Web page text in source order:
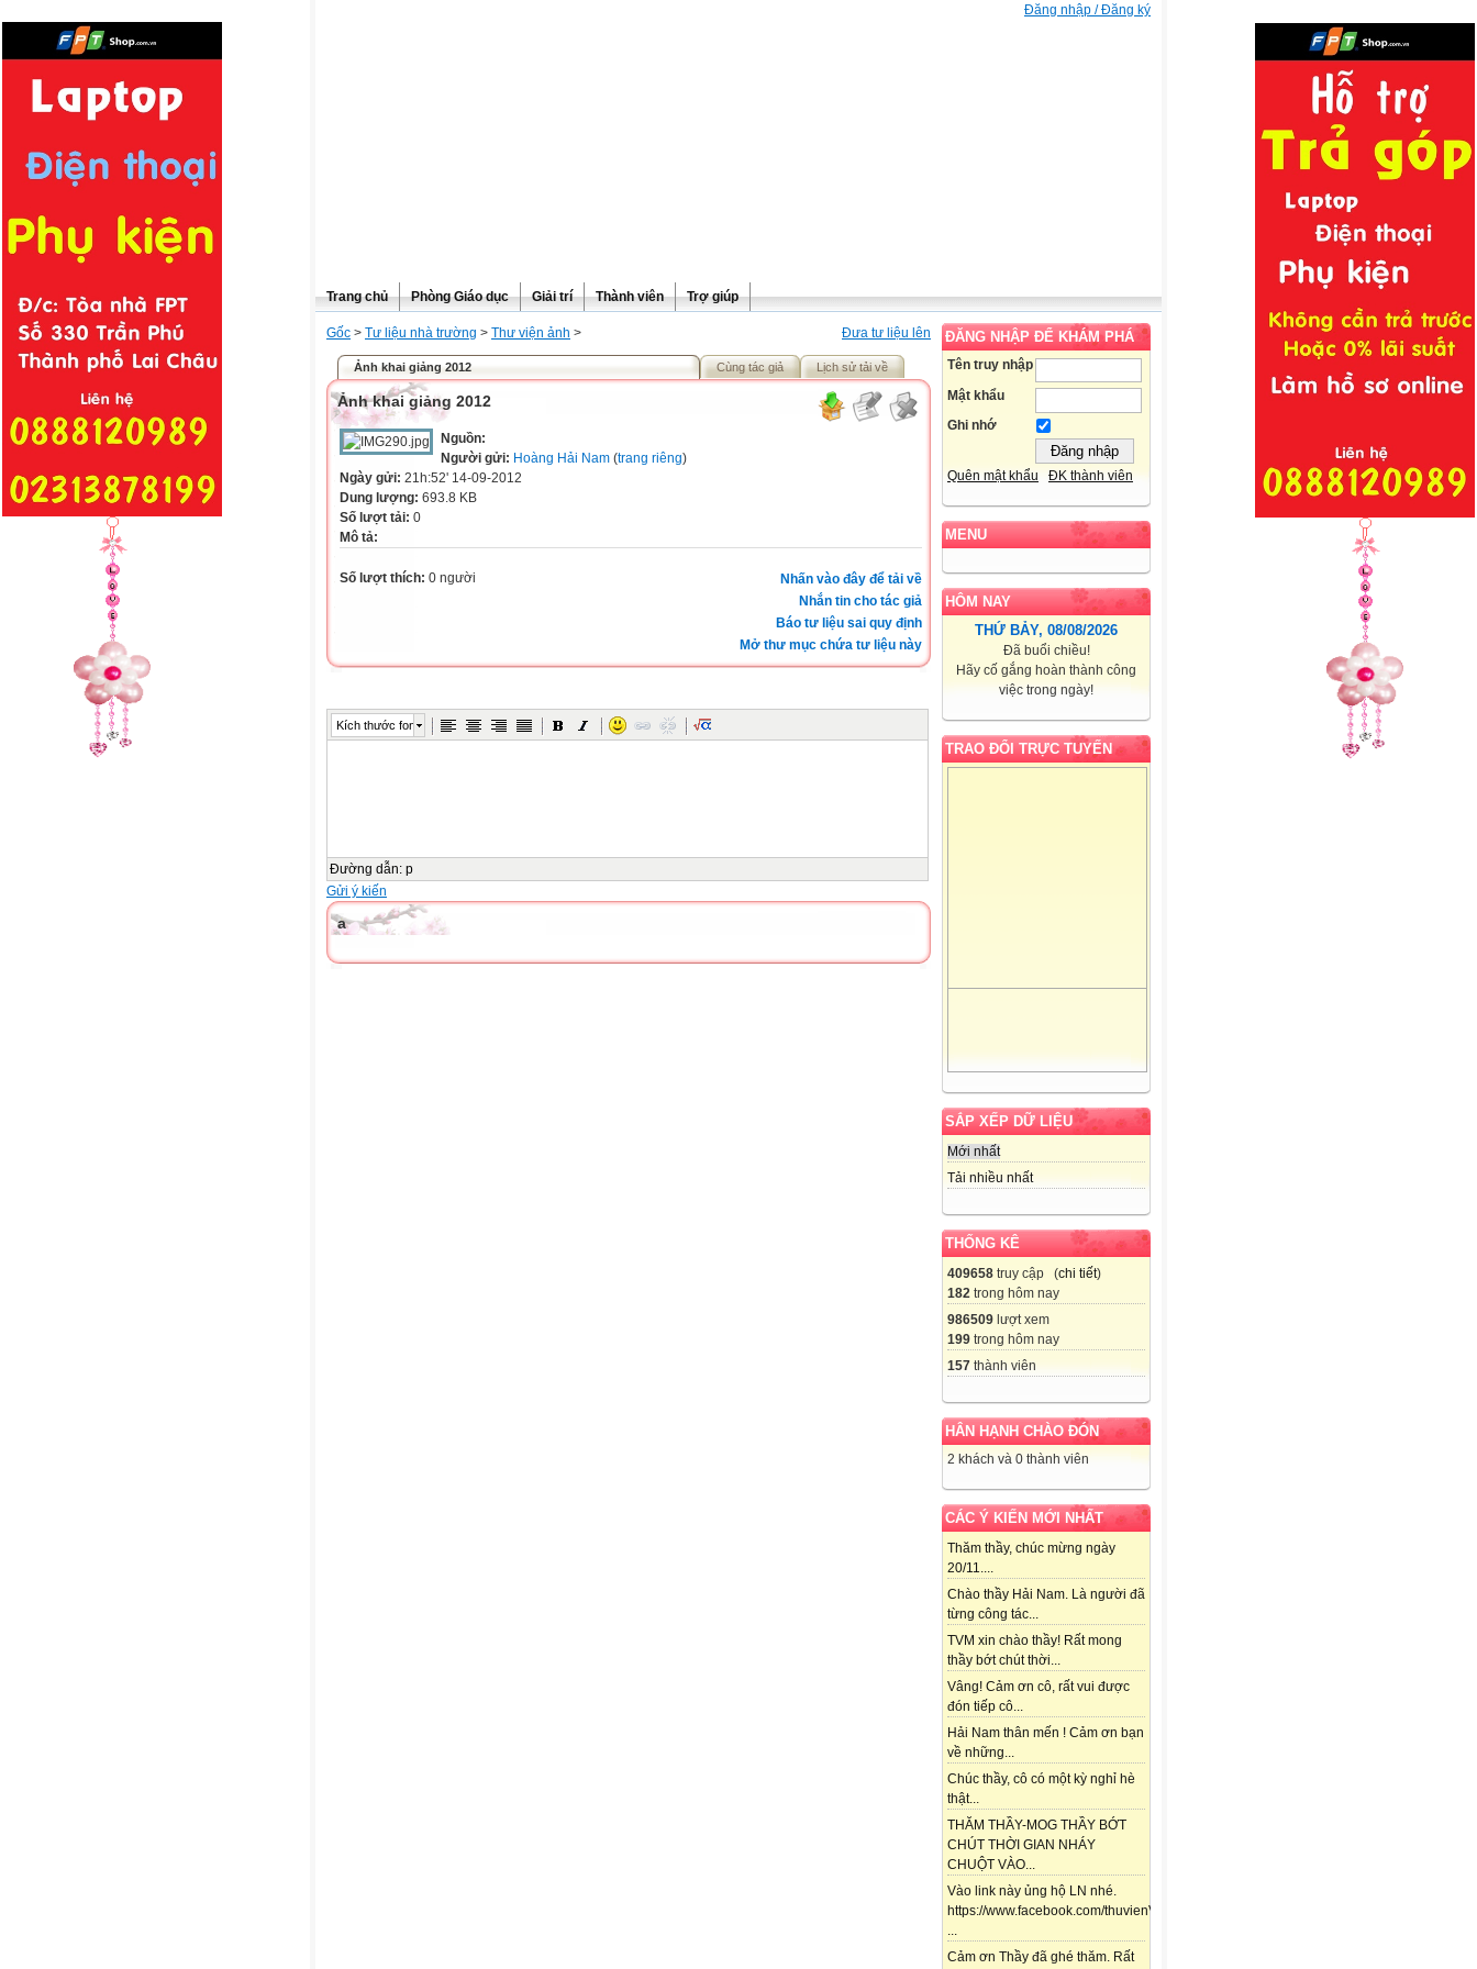
Đăng nhập / Đăng ký
Trang chủ Phòng Giáo dục Giải trí Thành viên Trợ giúp
ĐĂNG NHẬP ĐỂ KHÁM PHÁ
Tên truy nhập
Mật khẩu
Ghi nhớ
Quên mật khẩu ĐK thành viên
MENU
HÔM NAY
THỨ BẢY, 08/08/2026
Đã buổi chiều!
Hãy cố gắng hoàn thành công
việc trong ngày!
TRAO ĐỔI TRỰC TUYẾN
SẮP XẾP DỮ LIỆU
Mới nhất
Tải nhiều nhất
THỐNG KÊ
409658 truy cập (chi tiết)
182 trong hôm nay
986509 lượt xem
199 trong hôm nay
157 thành viên
HÂN HẠNH CHÀO ĐÓN
2 khách và 0 thành viên
CÁC Ý KIẾN MỚI NHẤT
Thăm thầy, chúc mừng ngày
20/11....
Chào thầy Hải Nam. Là người đã
từng công tác...
TVM xin chào thầy! Rất mong
thầy bớt chút thời...
Vâng! Cảm ơn cô, rất vui được
đón tiếp cô...
Hải Nam thân mến ! Cảm ơn bạn
về những...
Chúc thầy, cô có một kỳ nghỉ hè
thật...
THĂM THẦY-MOG THẦY BỚT
CHÚT THỜI GIAN NHÁY
CHUỘT VÀO...
Vào link này ủng hộ LN nhé.
https://www.facebook.com/thuvienViolet.vn/posts/118357841688292
...
Cảm ơn Thầy đã ghé thăm. Rất
Đưa tư liệu lên
Gốc > Tư liệu nhà trường > Thư viện ảnh >
Ảnh khai giảng 2012 Cùng tác giả Lịch sử tải về
Ảnh khai giảng 2012
Nguồn:
Người gửi: Hoàng Hải Nam (trang riêng)
Ngày gửi: 21h:52' 14-09-2012
Dung lượng: 693.8 KB
Số lượt tải: 0
Mô tả:
Nhấn vào đây để tải về
Nhắn tin cho tác giả
Báo tư liệu sai quy định
Mở thư mục chứa tư liệu này
Số lượt thích: 0 người
Kích thước font
Đường dẫn: p
Gửi ý kiến
a